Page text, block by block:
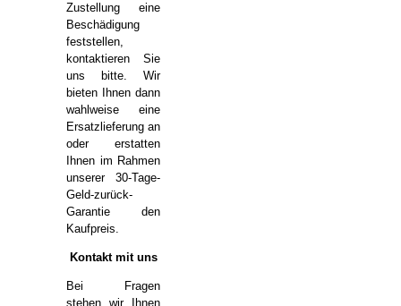
Zustellung eine
Beschädigung
feststellen,
kontaktieren Sie
uns bitte. Wir
bieten Ihnen dann
wahlweise eine
Ersatzlieferung an
oder erstatten
Ihnen im Rahmen
unserer 30-Tage-
Geld-zurück-
Garantie den
Kaufpreis.
Kontakt mit uns
Bei Fragen
stehen wir Ihnen